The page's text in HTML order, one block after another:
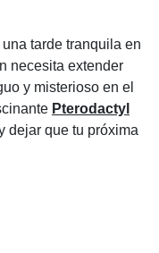
tarde tranquila en
necesita extender
y misterioso en el
Pterodactyl
dejar que tu próxima